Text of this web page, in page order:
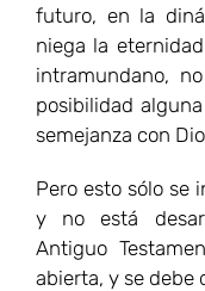
futuro, en la
niega la
intramundano,
posibilidad
semejanza con
Pero esto sólo se
y no está
Antiguo
abierta, y se debe